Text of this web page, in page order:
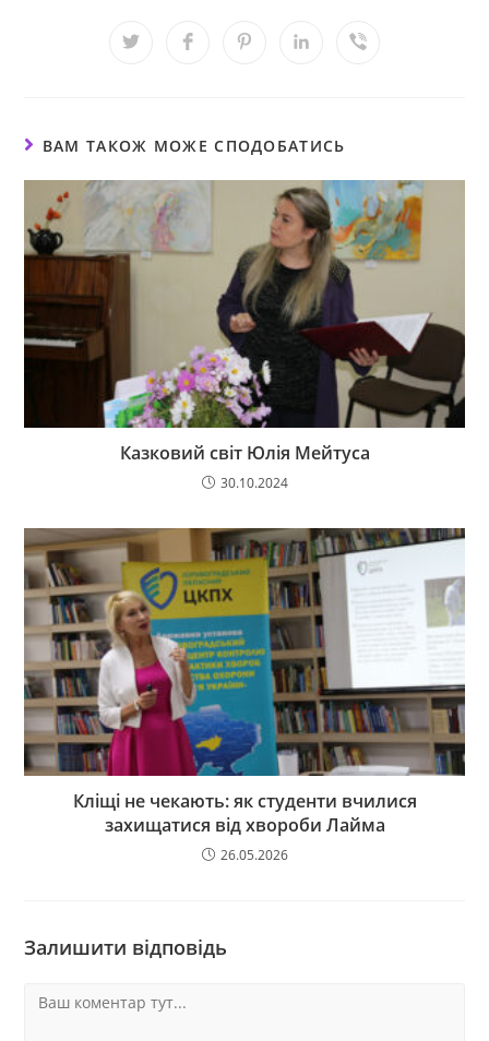
ВАМ ТАКОЖ МОЖЕ СПОДОБАТИСЬ
Казковий світ Юлія Мейтуса
30.10.2024
Кліщі не чекають: як студенти вчилися
захищатися від хвороби Лайма
26.05.2026
Залишити відповідь